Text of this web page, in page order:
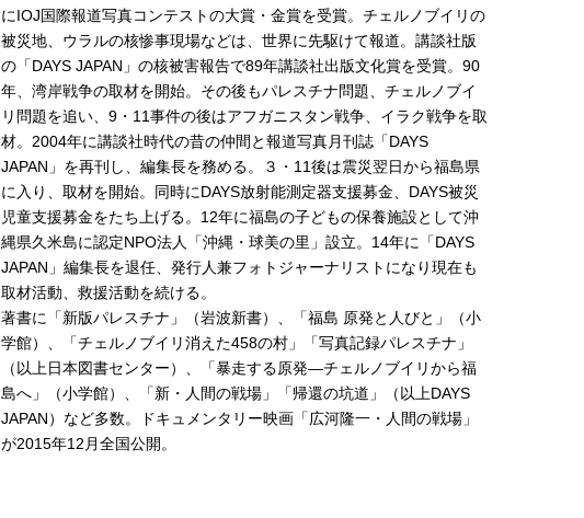
にIOJ国際報道写真コンテストの大賞・金賞を受賞。チェルノブイリの
被災地、ウラルの核惨事現場などは、世界に先駆けて報道。講談社版
の「DAYS JAPAN」の核被害報告で89年講談社出版文化賞を受賞。90
年、湾岸戦争の取材を開始。その後もパレスチナ問題、チェルノブイ
リ問題を追い、9・11事件の後はアフガニスタン戦争、イラク戦争を取
材。2004年に講談社時代の昔の仲間と報道写真月刊誌「DAYS
JAPAN」を再刊し、編集長を務める。３・11後は震災翌日から福島県
に入り、取材を開始。同時にDAYS放射能測定器支援募金、DAYS被災
児童支援募金をたち上げる。12年に福島の子どもの保養施設として沖
縄県久米島に認定NPO法人「沖縄・球美の里」設立。14年に「DAYS
JAPAN」編集長を退任、発行人兼フォトジャーナリストになり現在も
取材活動、救援活動を続ける。
著書に「新版パレスチナ」（岩波新書）、「福島 原発と人びと」（小
学館）、「チェルノブイリ消えた458の村」「写真記録パレスチナ」
（以上日本図書センター）、「暴走する原発—チェルノブイリから福
島へ」（小学館）、「新・人間の戦場」「帰還の坑道」（以上DAYS
JAPAN）など多数。ドキュメンタリー映画「広河隆一・人間の戦場」
が2015年12月全国公開。